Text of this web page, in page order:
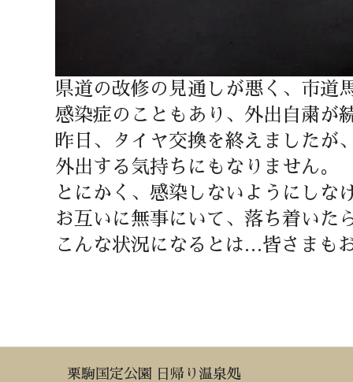
県道の改修の見通しが悪く、市道
感染症のこともあり、外出自粛が
昨日、タイヤ交換を終えましたが
外出する気持ちにもなりません。
とにかく、感染しないようにしな
お互いに無事にいて、落ち着いた
こんな状況になるとは…皆さまも
栗駒国定公園 日帰り温泉処